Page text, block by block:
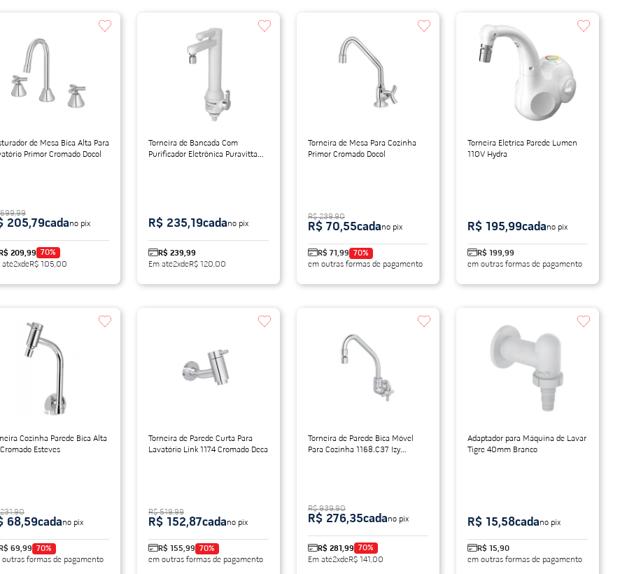
de Mesa Bica Alta Para
Primor Cromado Docol
R$ 209,99 70%
até2xdeR$ 105,00
699,99
205,79cadano pix
Torneira de Bancada Com
Purificador Eletrônica Puravitta
R$ 239,99
Em até2xdeR$ 120,00
R$ 235,19cadano pix
Torneira de Mesa Para Cozinha
Primor Cromado Docol
R$ 71,99 70%
em outras formas de pagamento
R$ 239,90
R$ 70,55cadano pix
Torneira Eletrica Parede Lumen
110V Hydra
R$ 199,99
em outras formas de pagamento
R$ 195,99cadano pix
Cozinha Parede Bica Alta
Esteves
R$ 69,99 70%
outras formas de pagamento
68,59cadano pix
Torneira de Parede Curta Para
Lavatório Link 1174 Cromado Deca
R$ 155,99 70%
em outras formas de pagamento
R$ 519,99
R$ 152,87cadano pix
Torneira de Parede Bica Móvel
Para Cozinha 1168.C37 Izy
R$ 281,99 70%
Em até2xdeR$ 141,00
R$ 939,90
R$ 276,35cadano pix
Adaptador para Máquina de Lavar
Tigre 40mm Branco
R$ 15,90
em outras formas de pagamento
R$ 15,58cadano pix